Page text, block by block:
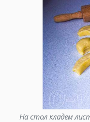
На стол кладем